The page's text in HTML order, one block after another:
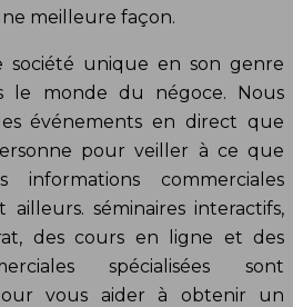
meilleure façon.
société unique en son genre
le monde du négoce. Nous
événements en direct que
pour veiller à ce que
commerciales
séminaires interactifs,
des cours en ligne et des
spécialisées sont
vous aider à obtenir un